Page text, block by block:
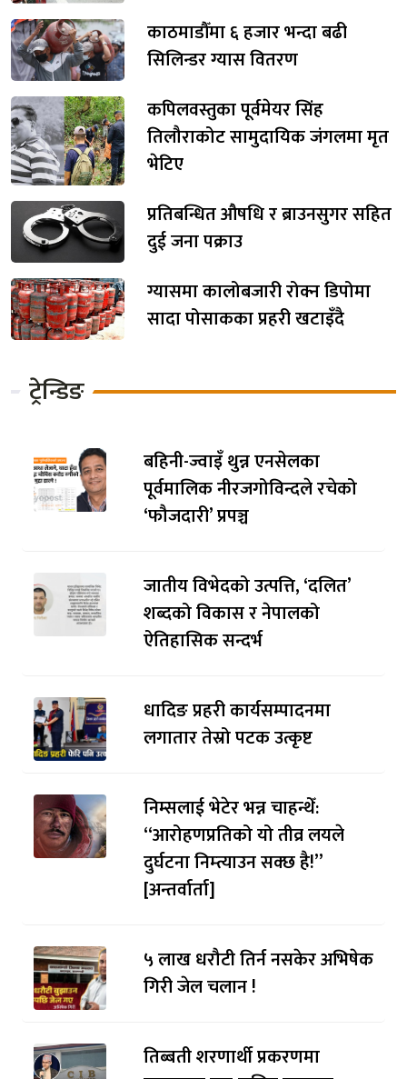
काठमाडौँमा ६ हजार भन्दा बढी
सिलिन्डर ग्यास वितरण
कपिलवस्तुका पूर्वमेयर सिंह
तिलौराकोट सामुदायिक जंगलमा मृत
भेटिए
प्रतिबन्धित औषधि र ब्राउनसुगर सहित
दुई जना पक्राउ
ग्यासमा कालोबजारी रोक्न डिपोमा
सादा पोसाकका प्रहरी खटाइँदै
ट्रेन्डिङ
बहिनी-ज्वाइँ थुन्न एनसेलका
पूर्वमालिक नीरजगोविन्दले रचेको
‘फौजदारी’ प्रपञ्च
जातीय विभेदको उत्पत्ति, ‘दलित’
शब्दको विकास र नेपालको
ऐतिहासिक सन्दर्भ
धादिङ प्रहरी कार्यसम्पादनमा
लगातार तेस्रो पटक उत्कृष्ट
निम्सलाई भेटेर भन्न चाहन्थेँ:
“आरोहणप्रतिको यो तीव्र लयले
दुर्घटना निम्त्याउन सक्छ है!”
[अन्तर्वार्ता]
५ लाख धरौटी तिर्न नसकेर अभिषेक
गिरी जेल चलान !
तिब्बती शरणार्थी प्रकरणमा